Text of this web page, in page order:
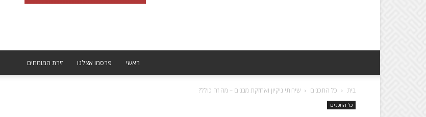
ראשי פרסמו אצלנו זירת המומחים
בית כל התכנים שירותי ניקיון ואחזקת מבנים – מה זה כולל?
כל התכנים